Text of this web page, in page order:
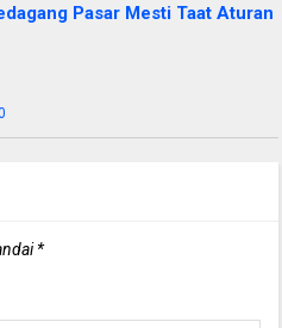
Pasar Mesti Taat Aturan
*